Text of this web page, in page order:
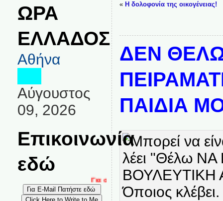
ΩΡΑ
ΕΛΛΑΔΟΣ
Αθήνα
Αύγουστος
09, 2026
Επικοινωνία
εδώ
Για σχόλια, καταγγελίες και επικοινωνία στο
« Η δολοφονία της οικογένειας!
ΔΕΝ
ΠΑΙΔΙΑ